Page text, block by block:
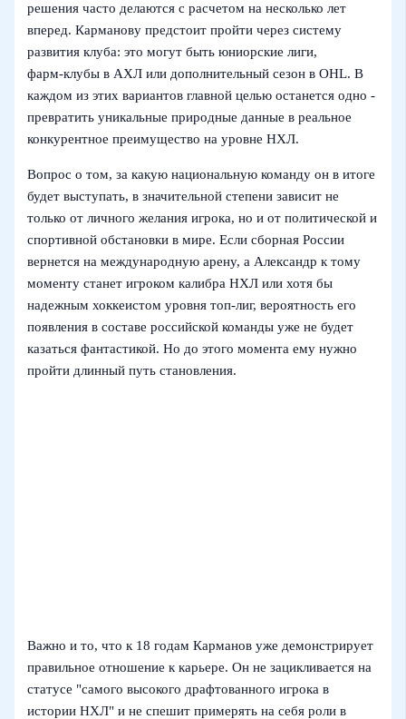
решения часто делаются с расчетом на несколько лет
вперед. Карманову предстоит пройти через систему
развития клуба: это могут быть юниорские лиги,
фарм‑клубы в АХЛ или дополнительный сезон в OHL. В
каждом из этих вариантов главной целью останется одно -
превратить уникальные природные данные в реальное
конкурентное преимущество на уровне НХЛ.
Вопрос о том, за какую национальную команду он в итоге
будет выступать, в значительной степени зависит не
только от личного желания игрока, но и от политической и
спортивной обстановки в мире. Если сборная России
вернется на международную арену, а Александр к тому
моменту станет игроком калибра НХЛ или хотя бы
надежным хоккеистом уровня топ‑лиг, вероятность его
появления в составе российской команды уже не будет
казаться фантастикой. Но до этого момента ему нужно
пройти длинный путь становления.
Важно и то, что к 18 годам Карманов уже демонстрирует
правильное отношение к карьере. Он не зацикливается на
статусе "самого высокого драфтованного игрока в
истории НХЛ" и не спешит примерять на себя роли в